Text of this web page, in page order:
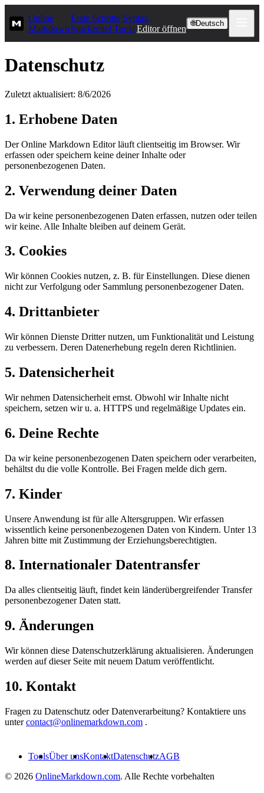
Online
Markdown
Erste Schritte Syntax
Spickzettel Tools Editor öffnen
🌐Deutsch
Datenschutz
Zuletzt aktualisiert: 8/6/2026
1. Erhobene Daten
Der Online Markdown Editor läuft clientseitig im Browser. Wir
erfassen oder speichern keine deiner Inhalte oder
personenbezogenen Daten.
2. Verwendung deiner Daten
Da wir keine personenbezogenen Daten erfassen, nutzen oder teilen
wir keine. Alle Inhalte bleiben auf deinem Gerät.
3. Cookies
Wir können Cookies nutzen, z. B. für Einstellungen. Diese dienen
nicht zur Verfolgung oder Sammlung personenbezogener Daten.
4. Drittanbieter
Wir können Dienste Dritter nutzen, um Funktionalität und Leistung
zu verbessern. Deren Datenerhebung regeln deren Richtlinien.
5. Datensicherheit
Wir nehmen Datensicherheit ernst. Obwohl wir Inhalte nicht
speichern, setzen wir u. a. HTTPS und regelmäßige Updates ein.
6. Deine Rechte
Da wir keine personenbezogenen Daten speichern oder verarbeiten,
behältst du die volle Kontrolle. Bei Fragen melde dich gern.
7. Kinder
Unsere Anwendung ist für alle Altersgruppen. Wir erfassen
wissentlich keine personenbezogenen Daten von Kindern. Unter 13
Jahren bitte mit Zustimmung der Erziehungsberechtigten.
8. Internationaler Datentransfer
Da alles clientseitig läuft, findet kein länderübergreifender Transfer
personenbezogener Daten statt.
9. Änderungen
Wir können diese Datenschutzerklärung aktualisieren. Änderungen
werden auf dieser Seite mit neuem Datum veröffentlicht.
10. Kontakt
Fragen zu Datenschutz oder Datenverarbeitung? Kontaktiere uns
untercontact@onlinemarkdown.com .
ToolsÜber unsKontaktDatenschutzAGB
© 2026 OnlineMarkdown.com. Alle Rechte vorbehalten